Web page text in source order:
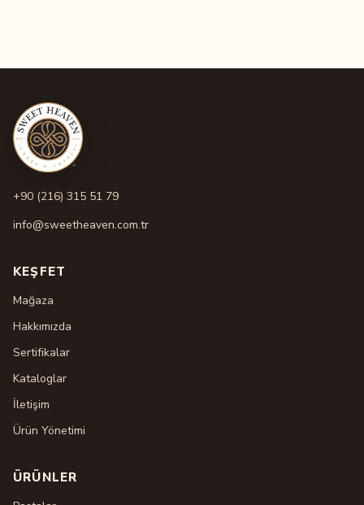
+90 (216) 315 51 79
info@sweetheaven.com.tr
KEŞFET
Mağaza
Hakkımızda
Sertifikalar
Kataloglar
İletişim
Ürün Yönetimi
ÜRÜNLER